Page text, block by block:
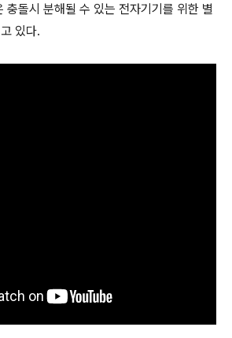
충돌시 분해될 수 있는 전자기기를 위한 별
있다.